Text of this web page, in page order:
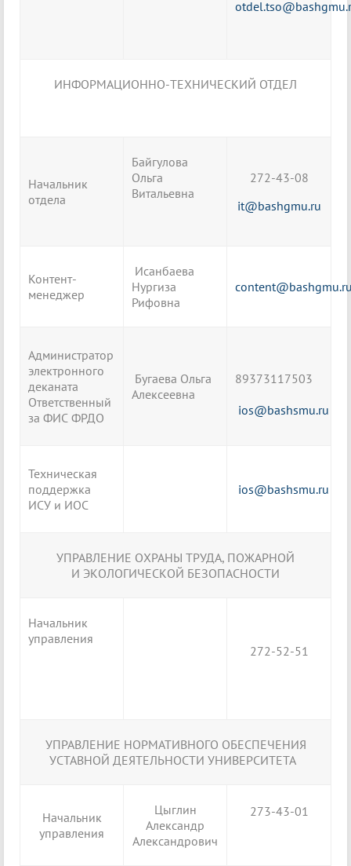
ИНФОРМАЦИОННО-ТЕХНИЧЕСКИЙ ОТДЕЛ
Начальник
отдела
Байгулова
Ольга
Витальевна
272-43-08
it@bashgmu.ru
Контент-
менеджер
Исанбаева
Нургиза
Рифовна
Администратор
электронного
деканата
Ответственный
за ФИС ФРДО
Бугаева Ольга
Алексеевна
89373117503
ios@bashsmu.ru
Техническая
поддержка
ИСУ и ИОС
ios@bashsmu.ru
УПРАВЛЕНИЕ ОХРАНЫ ТРУДА, ПОЖАРНОЙ
И ЭКОЛОГИЧЕСКОЙ БЕЗОПАСНОСТИ
Начальник
управления
272-52-51
УПРАВЛЕНИЕ НОРМАТИВНОГО ОБЕСПЕЧЕНИЯ
УСТАВНОЙ ДЕЯТЕЛЬНОСТИ УНИВЕРСИТЕТА
Начальник
управления
Цыглин
Александр
Александрович
273-43-01